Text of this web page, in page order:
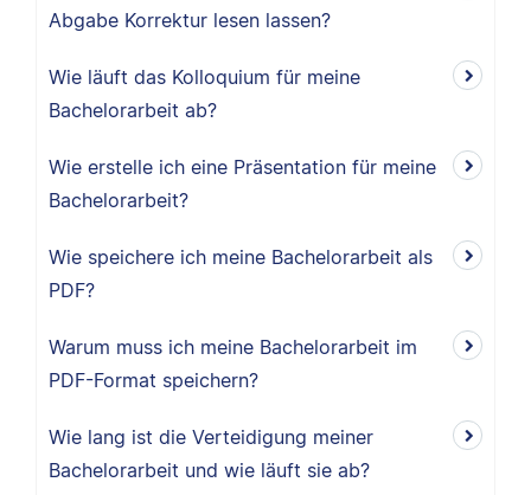
Abgabe Korrektur lesen lassen?
Wie läuft das Kolloquium für meine
Bachelorarbeit ab?
Wie erstelle ich eine Präsentation für meine
Bachelorarbeit?
Wie speichere ich meine Bachelorarbeit als
PDF?
Warum muss ich meine Bachelorarbeit im
PDF-Format speichern?
Wie lang ist die Verteidigung meiner
Bachelorarbeit und wie läuft sie ab?